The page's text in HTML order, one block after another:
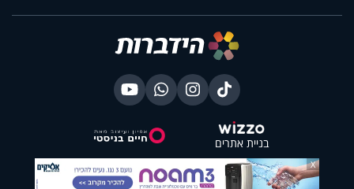
בניית אתרים
X